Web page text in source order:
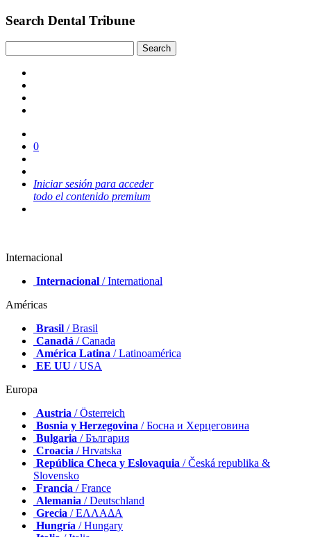
Search Dental Tribune
0
Iniciar sesión para acceder
todo el contenido premium
Internacional
Internacional / International
Américas
Brasil / Brasil
Canadá / Canada
América Latina / Latinoamérica
EE UU / USA
Europa
Austria / Österreich
Bosnia y Herzegovina / Босна и Херцеговина
Bulgaria / България
Croacia / Hrvatska
República Checa y Eslovaquia / Česká republika &
Slovensko
Francia / France
Alemania / Deutschland
Grecia / ΕΛΛΑΔΑ
Hungría / Hungary